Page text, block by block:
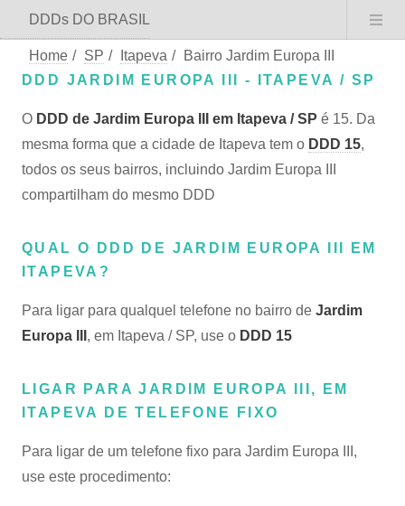
DDDs DO BRASIL
Home / SP / Itapeva /
Bairro Jardim Europa III
DDD JARDIM EUROPA III - ITAPEVA / SP
O DDD de Jardim Europa III em Itapeva / SP é 15. Da
mesma forma que a cidade de Itapeva tem o DDD 15,
todos os seus bairros, incluindo Jardim Europa III
compartilham do mesmo DDD
QUAL O DDD DE JARDIM EUROPA III EM
ITAPEVA?
Para ligar para qualquel telefone no bairro de Jardim
Europa III , em Itapeva / SP, use o DDD 15
LIGAR PARA JARDIM EUROPA III, EM
ITAPEVA DE TELEFONE FIXO
Para ligar de um telefone fixo para Jardim Europa III,
use este procedimento: